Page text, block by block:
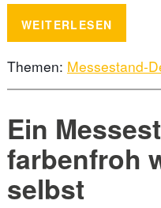
WEITERLESEN
Themen: Messestand-
Ein
farbenfroh
selbst